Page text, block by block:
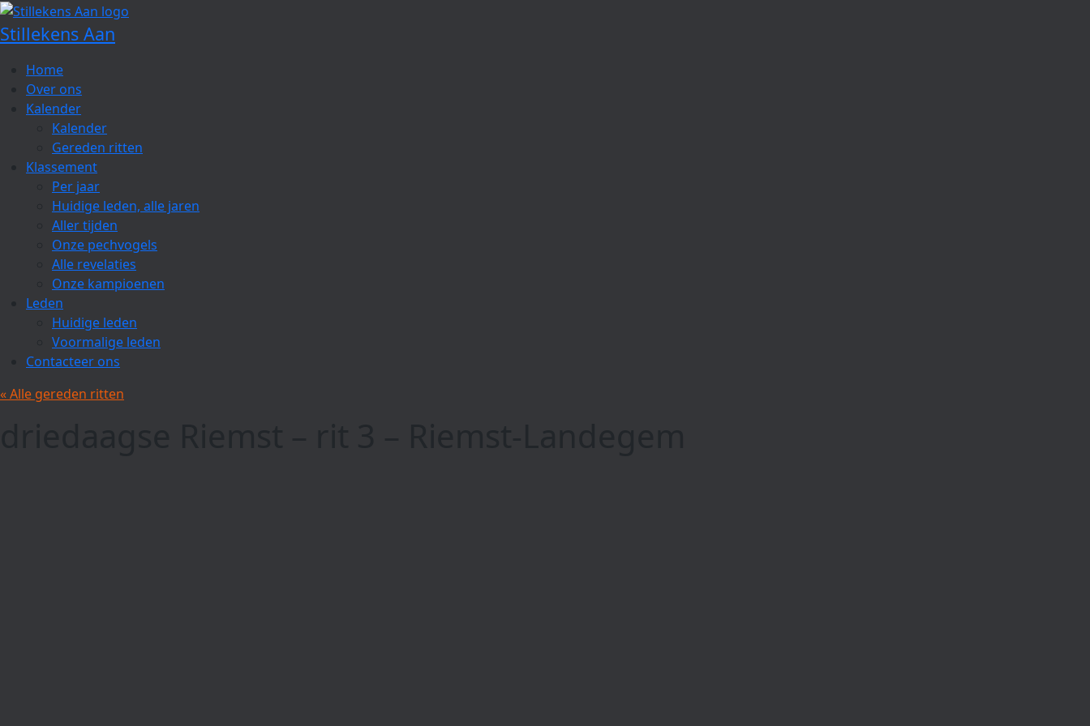
Spring
naar
de
inhoud
Stillekens Aan
Home
Over ons
Kalender
Kalender
Gereden ritten
Klassement
Per jaar
Huidige leden, alle jaren
Aller tijden
Onze pechvogels
Alle revelaties
Onze kampioenen
Leden
Huidige leden
Voormalige leden
Contacteer ons
« Alle gereden ritten